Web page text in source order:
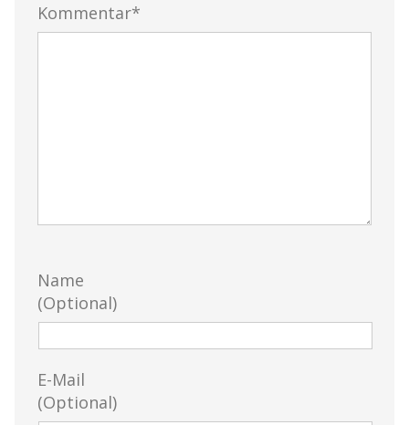
Kommentar*
Name
(Optional)
E-Mail
(Optional)